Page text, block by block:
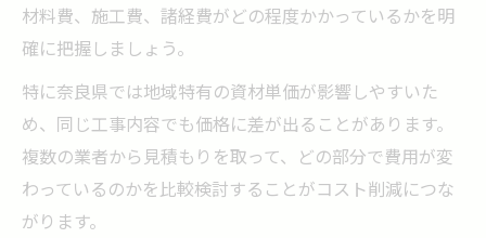
材料費、施工費、諸経費がどの程度かかっているかを明
確に把握しましょう。
特に奈良県では地域特有の資材単価が影響しやすいた
め、同じ工事内容でも価格に差が出ることがあります。
複数の業者から見積もりを取って、どの部分で費用が変
わっているのかを比較検討することがコスト削減につな
がります。